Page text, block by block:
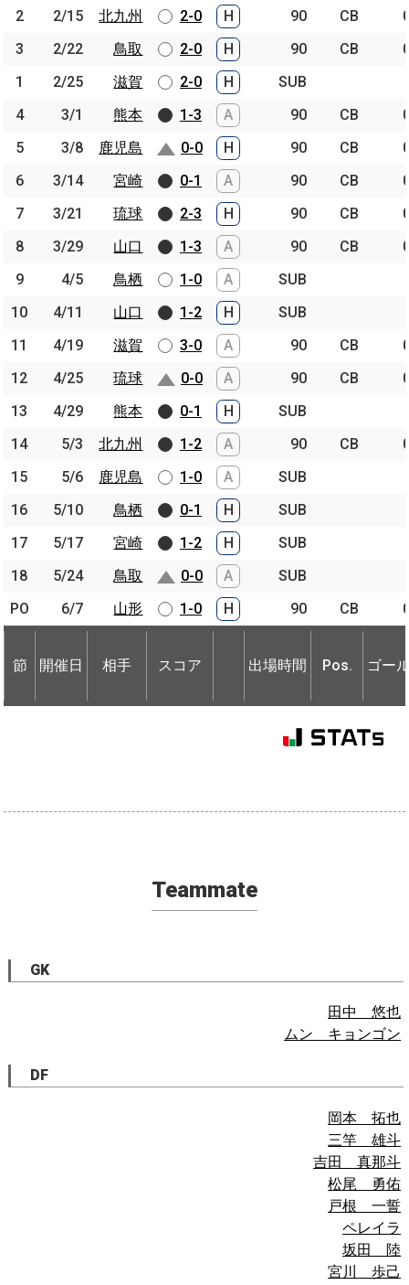
節 開催日 相手 スコア 出場時間 Pos. ゴー
2 2/15 北九州 2-0 H 90 CB
3
2/22 鳥取 2-0 H 90 CB
1
2/25 滋賀 2-0 H
SUB
4
3/1 熊本 1-3 A 90 CB
5
3/8 鹿児島 0-0 H 90 CB
6
3/14 宮崎 0-1 A 90 CB
7
3/21 琉球 2-3 H 90 CB
8
3/29 山口 1-3 A 90 CB
9
4/5 鳥栖 1-0 A
SUB
10
4/11 山口 1-2 H
SUB
11
4/19 滋賀 3-0 A 90 CB
12
4/25 琉球 0-0 A 90 CB
13
4/29 熊本 0-1 H
SUB
14
5/3 北九州 1-2 A 90 CB
15
5/6 鹿児島 1-0 A
SUB
16
5/10 鳥栖 0-1 H
SUB
17
5/17 宮崎 1-2 H
SUB
18
5/24 鳥取 0-0 A
SUB
PO
6/7 山形 1-0 H 90 CB
節 開催日 相手 スコア 出場時間 Pos. ゴー
2 2/15
北九州
3
2/22
鳥取
1
2/25
滋賀
4
3/1
熊本
5
3/8
鹿児島
6
3/14
宮崎
7
3/21
琉球
8
3/29
山口
9
4/5
鳥栖
10
4/11
山口
11
4/19
滋賀
12
4/25
琉球
13
4/29
熊本
14
5/3
北九州
15
5/6
鹿児島
16
5/10
鳥栖
17
5/17
宮崎
18
5/24
鳥取
PO
6/7 山形
節 開催日 相手
Teammate
GK
田中 悠也
ムン キョンゴン
DF
岡本 拓也
三竿 雄斗
吉田 真那斗
松尾 勇佑
戸根 一誓
ペレイラ
坂田 陸
宮川 歩己